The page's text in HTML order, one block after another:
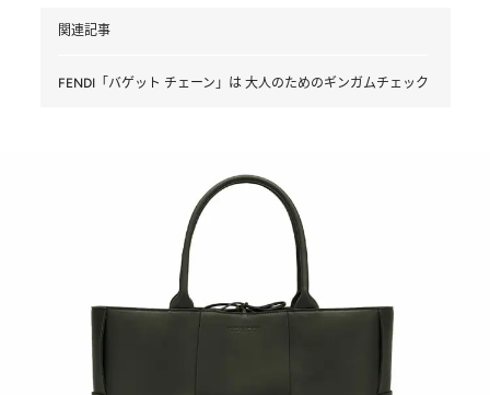
関連記事
FENDI「バゲット チェーン」は 大人のためのギンガムチェック